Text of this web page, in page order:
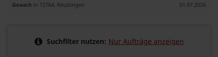
Gesuch in 72764, Reutlingen 01.07.2026
Suchfilter nutzen: Nur Aufträge anzeigen